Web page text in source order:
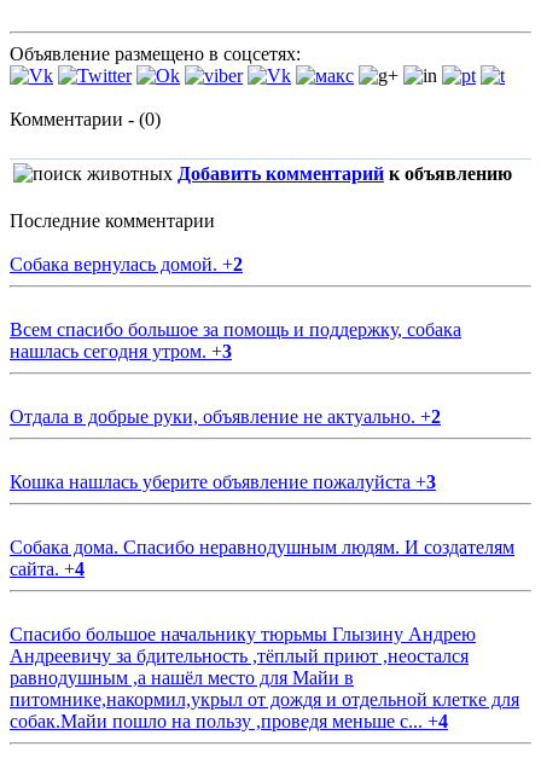
Объявление размещено в соцсетях:
Комментарии - (0)
Добавить комментарий к объявлению
Последние комментарии
Собака вернулась домой. +2
Всем спасибо большое за помощь и поддержку, собака
нашлась сегодня утром. +3
Отдала в добрые руки, объявление не актуально. +2
Кошка нашлась уберите объявление пожалуйста +3
Собака дома. Спасибо неравнодушным людям. И создателям
сайта. +4
Спасибо большое начальнику тюрьмы Глызину Андрею
Андреевичу за бдительность ,тёплый приют ,неостался
равнодушным ,а нашёл место для Майи в
питомнике,накормил,укрыл от дождя и отдельной клетке для
собак.Майи пошло на пользу ,проведя меньше с... +4